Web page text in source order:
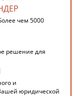
чем 5000
решение для
и
юридической